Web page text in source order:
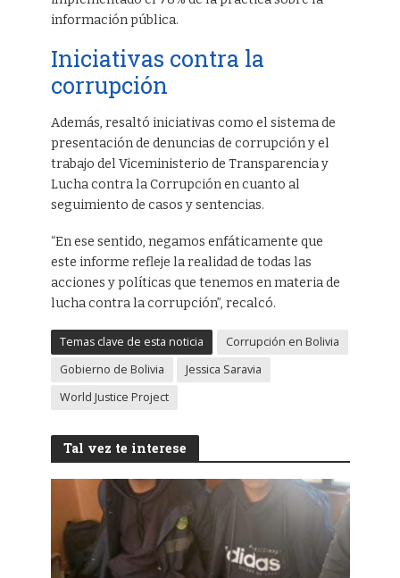
información pública.
Iniciativas contra la
corrupción
Además, resaltó iniciativas como el sistema de
presentación de denuncias de corrupción y el
trabajo del Viceministerio de Transparencia y
Lucha contra la Corrupción en cuanto al
seguimiento de casos y sentencias.
“En ese sentido, negamos enfáticamente que
este informe refleje la realidad de todas las
acciones y políticas que tenemos en materia de
lucha contra la corrupción”, recalcó.
Temas clave de esta noticia
Corrupción en Bolivia
Gobierno de Bolivia
Jessica Saravia
World Justice Project
Tal vez te interese